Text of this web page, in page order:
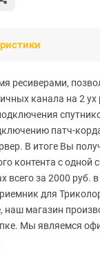
ресиверами,
канала на 2
патч-
В итоге Вы
контента с одной
всего за 2000 руб.
для
наш магазин
Мы являемся